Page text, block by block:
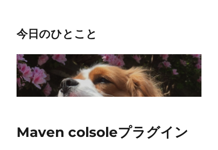
今日のひとこと
Maven colsoleプラグイン